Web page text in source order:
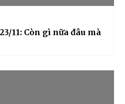
11: Còn gì nữa đâu mà